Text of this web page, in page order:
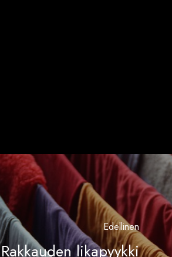
Edellinen
Rakkauden likapyykki